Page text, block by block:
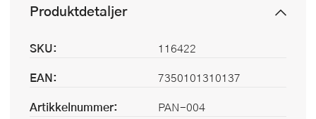
Produktdetaljer
SKU:
116422
EAN:
7350101310137
Artikkelnummer:
PAN-004